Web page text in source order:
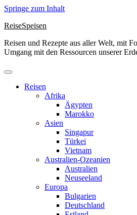
Springe zum Inhalt
ReiseSpeisen
Reisen und Rezepte aus aller Welt, mit
Umgang mit den Ressourcen unserer
Reisen
Afrika
Ägypten
Marokko
Asien
Singapur
Türkei
Vietnam
Australien-Ozeanien
Australien
Neuseeland
Europa
Bulgarien
Deutschland